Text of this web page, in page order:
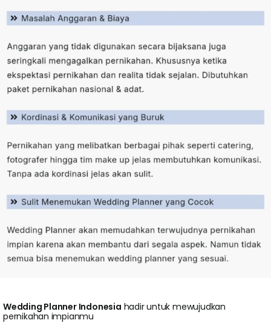
Wedding Planner Indonesia hadir untuk mewujudkan
pernikahan impianmu